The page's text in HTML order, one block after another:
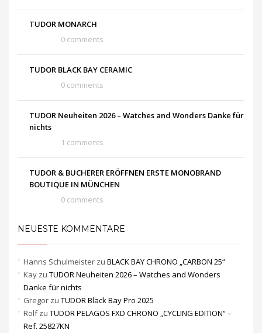
TUDOR MONARCH
0 comments
TUDOR BLACK BAY CERAMIC
0 comments
TUDOR Neuheiten 2026 – Watches and Wonders Danke für
nichts
1 comments
TUDOR & BUCHERER ERÖFFNEN ERSTE MONOBRAND
BOUTIQUE IN MÜNCHEN
0 comments
NEUESTE KOMMENTARE
Hanns Schulmeister zu BLACK BAY CHRONO „CARBON 25“
Kay zu TUDOR Neuheiten 2026 – Watches and Wonders
Danke für nichts
Gregor zu TUDOR Black Bay Pro 2025
Rolfzu TUDOR PELAGOS FXD CHRONO „CYCLING EDITION“ –
Ref. 25827KN